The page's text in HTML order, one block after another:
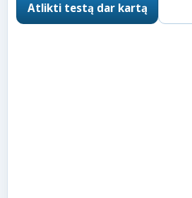
Atlikti testą dar kartą